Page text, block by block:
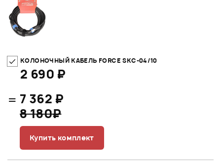
КОЛОНОЧНЫЙ КАБЕЛЬ FORCE SKC-04/10
2 690 ₽
= 7 362 ₽
8 180₽
Купить комплект